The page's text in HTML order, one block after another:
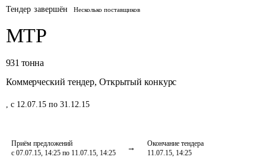
Тендер завершён Несколько поставщиков
МТР
931 тонна
Коммерческий тендер, Открытый конкурс
, с 12.07.15 по 31.12.15
Приём предложений
с 07.07.15, 14:25 по 11.07.15, 14:25
Окончание тендера
11.07.15, 14:25